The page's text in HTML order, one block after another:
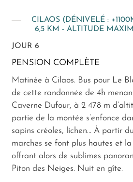
CILAOS (DÉNIVELÉ :
6,5 KM - ALTITUDE
JOUR 6
PENSION COMPLÈTE
Matinée à Cilaos. Bus pour Le
de cette randonnée de 4h
Caverne Dufour, à 2 478 m
partie de la montée s’enfonce
sapins créoles, lichen... À partir
marches se font plus hautes et
offrant alors de sublimes
Piton des Neiges. Nuit en gîte.